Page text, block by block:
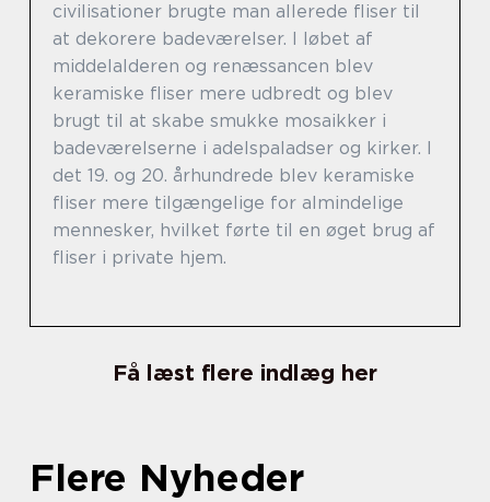
civilisationer brugte man allerede fliser til
at dekorere badeværelser. I løbet af
middelalderen og renæssancen blev
keramiske fliser mere udbredt og blev
brugt til at skabe smukke mosaikker i
badeværelserne i adelspaladser og kirker. I
det 19. og 20. århundrede blev keramiske
fliser mere tilgængelige for almindelige
mennesker, hvilket førte til en øget brug af
fliser i private hjem.
Få læst flere indlæg her
Flere Nyheder